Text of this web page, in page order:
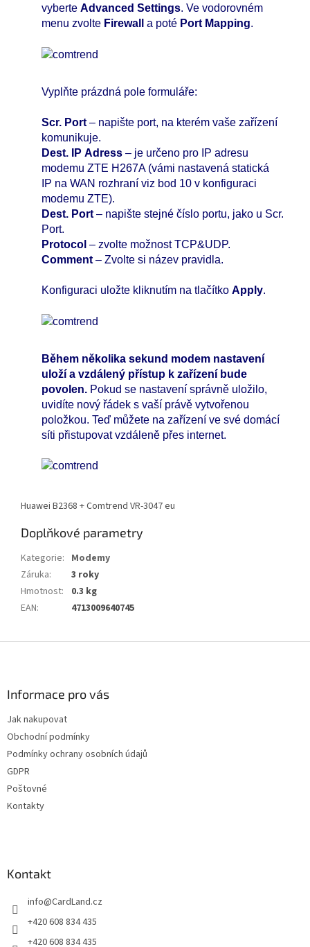
vyberte Advanced Settings. Ve vodorovném
menu zvolte Firewall a poté Port Mapping.
Vyplňte prázdná pole formuláře:
Scr. Port – napište port, na kterém vaše zařízení
komunikuje.
Dest. IP Adress – je určeno pro IP adresu
modemu ZTE H267A (vámi nastavená statická
IP na WAN rozhraní viz bod 10 v konfiguraci
modemu ZTE).
Dest. Port – napište stejné číslo portu, jako u Scr.
Port.
Protocol – zvolte možnost TCP&UDP.
Comment – Zvolte si název pravidla.
Konfiguraci uložte kliknutím na tlačítko Apply.
Během několika sekund modem nastavení
uloží a vzdálený přístup k zařízení bude
povolen. Pokud se nastavení správně uložilo,
uvidíte nový řádek s vaší právě vytvořenou
položkou. Teď můžete na zařízení ve své domácí
síti přistupovat vzdáleně přes internet.
Huawei B2368 + Comtrend VR-3047 eu
Doplňkové parametry
Kategorie: Modemy
Záruka:
3 roky
Hmotnost:
0.3 kg
EAN: 4713009640745
Informace pro vás
Jak nakupovat
Obchodní podmínky
Podmínky ochrany osobních údajů
GDPR
Poštovné
Kontakty
Kontakt
info@CardLand.cz
+420 608 834 435
+420 608 834 435